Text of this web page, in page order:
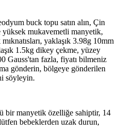
buck topu satın alın, Çin
yüksek mukavemetli manyetik,
yaklaşık 3.98g 10mm
1.5kg dikey çekme, yüzey
Gauss'tan fazla, fiyatı bilmeniz
gönderin, bölgeye gönderilen
söyleyin.
bir manyetik özelliğe sahiptir, 14
bebeklerden uzak durun,